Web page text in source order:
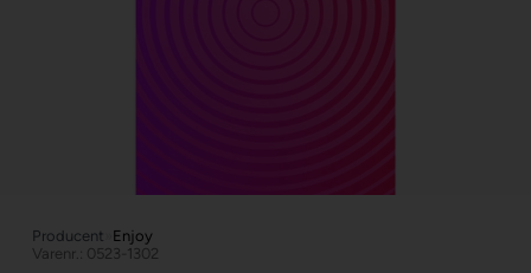
Producent Enjoy
Varenr.: 0523-1302